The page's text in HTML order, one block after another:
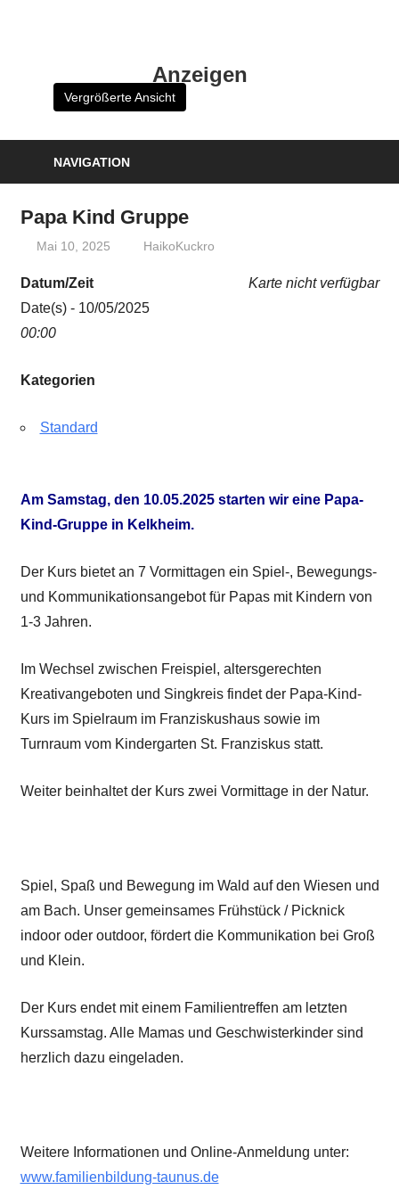
Anzeigen
Vergrößerte Ansicht
NAVIGATION
Papa Kind Gruppe
Mai 10, 2025 HaikoKuckro
Karte nicht verfügbar
Datum/Zeit
Date(s) - 10/05/2025
00:00
Kategorien
Standard
Am Samstag, den 10.05.2025 starten wir eine Papa-
Kind-Gruppe in Kelkheim.
Der Kurs bietet an 7 Vormittagen ein Spiel-, Bewegungs-
und Kommunikationsangebot für Papas mit Kindern von
1-3 Jahren.
Im Wechsel zwischen Freispiel, altersgerechten
Kreativangeboten und Singkreis findet der Papa-Kind-
Kurs im Spielraum im Franziskushaus sowie im
Turnraum vom Kindergarten St. Franziskus statt.
Weiter beinhaltet der Kurs zwei Vormittage in der Natur.
Spiel, Spaß und Bewegung im Wald auf den Wiesen und
am Bach. Unser gemeinsames Frühstück / Picknick
indoor oder outdoor, fördert die Kommunikation bei Groß
und Klein.
Der Kurs endet mit einem Familientreffen am letzten
Kurssamstag. Alle Mamas und Geschwisterkinder sind
herzlich dazu eingeladen.
Weitere Informationen und Online-Anmeldung unter:
www.familienbildung-taunus.de